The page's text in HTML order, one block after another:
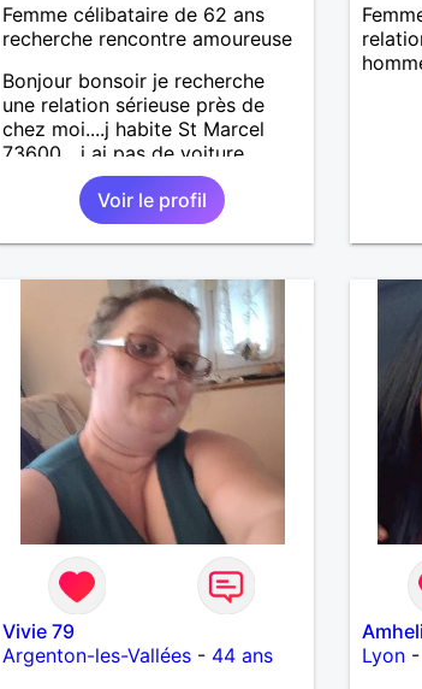
Femme célibataire de 62 ans
recherche rencontre amoureuse
Bonjour bonsoir je recherche
une relation sérieuse près de
chez moi....j habite St Marcel
73600....j ai pas de voiture
50km ... quelqu'un qui aurait
entre 55 et 64 ans...sans enfants
de préférence même adultes et
qui n aurait garder aucun
ex...si vous correspondez à ma
recherche ecrivez moi je vous
répondrai...
Voir le profil
Vivie 79
Argenton-les-Vallées- 44 ans
Lyon-